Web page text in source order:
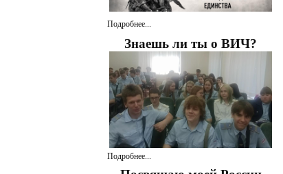
Подробнее...
Знаешь ли ты о ВИЧ?
Подробнее...